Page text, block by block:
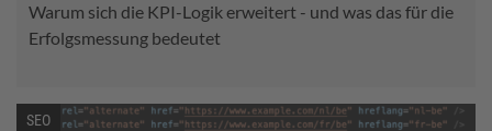
Warum sich die KPI-Logik erweitert - und was das für die
Erfolgsmessung bedeutet
SEO